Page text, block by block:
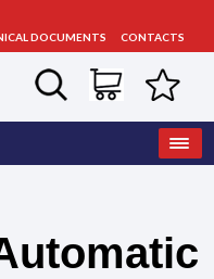
DOCUMENTS CONTACTS